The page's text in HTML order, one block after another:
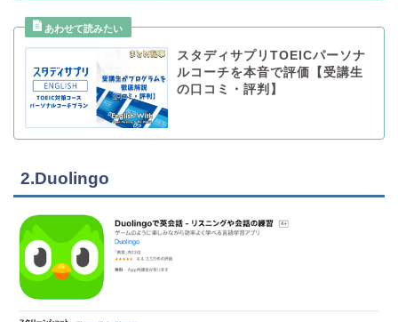
スタディサプリTOEICパーソナ
ルコーチを本音で評価【受講生
の口コミ・評判】
2.Duolingo